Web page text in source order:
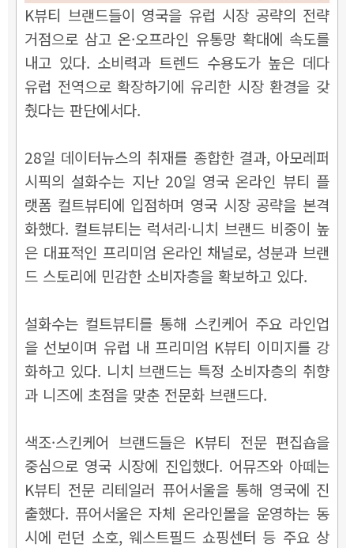
K뷰티 브랜드들이 영국을 유럽 시장 공략의 전략
거점으로 삼고 온·오프라인 유통망 확대에 속도를
내고 있다. 소비력과 트렌드 수용도가 높은 데다
유럽 전역으로 확장하기에 유리한 시장 환경을 갖
췄다는 판단에서다.
28일 데이터뉴스의 취재를 종합한 결과, 아모레퍼
시픽의 설화수는 지난 20일 영국 온라인 뷰티 플
랫폼 컬트뷰티에 입점하며 영국 시장 공략을 본격
화했다. 컬트뷰티는 럭셔리·니치 브랜드 비중이 높
은 대표적인 프리미엄 온라인 채널로, 성분과 브랜
드 스토리에 민감한 소비자층을 확보하고 있다.
설화수는 컬트뷰티를 통해 스킨케어 주요 라인업
을 선보이며 유럽 내 프리미엄 K뷰티 이미지를 강
화하고 있다. 니치 브랜드는 특정 소비자층의 취향
과 니즈에 초점을 맞춘 전문화 브랜드다.
색조·스킨케어 브랜드들은 K뷰티 전문 편집숍을
중심으로 영국 시장에 진입했다. 어뮤즈와 아떼는
K뷰티 전문 리테일러 퓨어서울을 통해 영국에 진
출했다. 퓨어서울은 자체 온라인몰을 운영하는 동
시에 런던 소호, 웨스트필드 쇼핑센터 등 주요 상